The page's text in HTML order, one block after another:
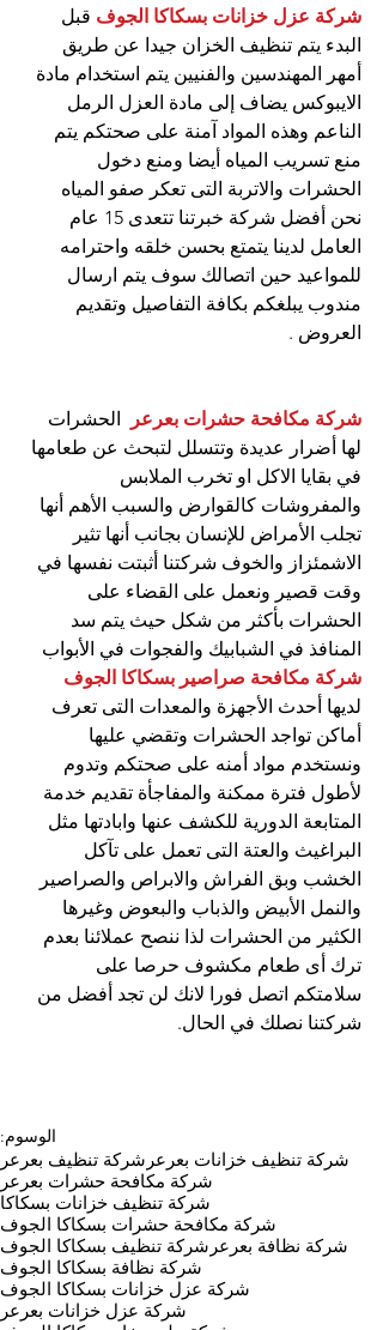
شركة عزل خزانات بسكاكا الجوف قبل
البدء يتم تنظيف الخزان جيدا عن طريق
أمهر المهندسين والفنيين يتم استخدام مادة
الايبوكس يضاف إلى مادة العزل الرمل
الناعم وهذه المواد آمنة على صحتكم يتم
منع تسريب المياه أيضا ومنع دخول
الحشرات والاتربة التى تعكر صفو المياه
نحن أفضل شركة خبرتنا تتعدى 15 عام
العامل لدينا يتمتع بحسن خلقه واحترامه
للمواعيد حين اتصالك سوف يتم ارسال
مندوب يبلغكم بكافة التفاصيل وتقديم
العروض .
شركة مكافحة حشرات بعرعر
  الحشرات
لها أضرار عديدة وتتسلل لتبحث عن طعامها
في بقايا الاكل او تخرب الملابس
والمفروشات كالقوارض والسبب الأهم أنها
تجلب الأمراض للإنسان بجانب أنها تثير
الاشمئزاز والخوف شركتنا أثبتت نفسها في
وقت قصير ونعمل على القضاء على
الحشرات بأكثر من شكل حيث يتم سد
المنافذ في الشبابيك والفجوات في الأبواب
شركة مكافحة صراصير بسكاكا الجوف
لديها أحدث الأجهزة والمعدات التى تعرف
أماكن تواجد الحشرات وتقضي عليها
ونستخدم مواد أمنه على صحتكم وتدوم
لأطول فترة ممكنة والمفاجأة تقديم خدمة
المتابعة الدورية للكشف عنها وابادتها مثل
البراغيث والعتة التى تعمل على تآكل
الخشب وبق الفراش والابراص والصراصير
والنمل الأبيض والذباب والبعوض وغيرها
الكثير من الحشرات لذا ننصح عملائنا بعدم
ترك أى طعام مكشوف حرصا على
سلامتكم اتصل فورا لانك لن تجد أفضل من
شركتنا نصلك في الحال.​
الوسوم:
شركة تنظيف خزانات بعرعر شركة تنظيف بعرعر
شركة مكافحة حشرات بعرعر
شركة تنظيف خزانات بسكاكا
شركة مكافحة حشرات بسكاكا الجوف
شركة نظافة بعرعر شركة تنظيف بسكاكا الجوف
شركة نظافة بسكاكا الجوف
شركة عزل خزانات بسكاكا الجوف
شركة عزل خزانات بعرعر